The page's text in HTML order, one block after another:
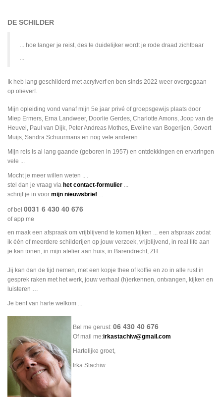
DE SCHILDER
... hoe langer je reist, des te duidelijker wordt je rode draad zichtbaar
...
Ik heb lang geschilderd met acrylverf en ben sinds 2022 weer overgegaan
op olieverf.
Mijn opleiding vond vanaf mijn 5e jaar privé of groepsgewijs plaats door
Miep Ermers, Erna Landweer, Doorlie Gerdes, Charlotte Amons, Joop van de
Heuvel, Paul van Dijk, Peter Andreas Mothes, Eveline van Bogerijen, Govert
Muijs, Sandra Schuurmans en nog vele anderen
Mijn reis is al lang gaande (geboren in 1957) en ontdekkingen en ervaringen
vele ...
Mocht je meer willen weten .. .
stel dan je vraag via het contact-formulier ...
schrijf je in voor mijn nieuwsbrief ...
of bel 0031 6 430 40 676
of app me
en maak een afspraak om vrijblijvend te komen kijken ... een afspraak zodat
ik één of meerdere schilderijen op jouw verzoek, vrijblijvend, in real life aan
je kan tonen, in mijn atelier aan huis, in Barendrecht, ZH.
Jij kan dan de tijd nemen, met een kopje thee of koffie en zo in alle rust in
gesprek raken met het werk, jouw verhaal (h)erkennen, ontvangen, kijken en
luisteren …
Je bent van harte welkom ...
Bel me gerust: 06 430 40 676
Of mail me:irkastachiw@gmail.com
Hartelijke groet,
Irka Stachiw